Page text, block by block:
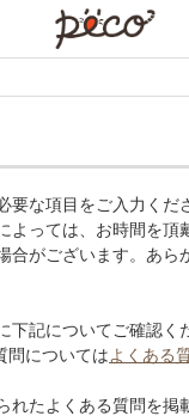
要な項目をご入力くだ
よっては、お時間を頂
合がございます。あら
下記についてご確認く
問についてはよくある
れたよくある質問を掲